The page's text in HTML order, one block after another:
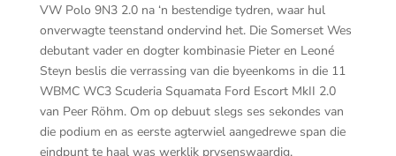
VW Polo 9N3 2.0 na ‘n bestendige tydren, waar hul
onverwagte teenstand ondervind het. Die Somerset Wes
debutant vader en dogter kombinasie Pieter en Leoné
Steyn beslis die verrassing van die byeenkoms in die 11
WBMC WC3 Scuderia Squamata Ford Escort MkII 2.0
van Peer Röhm. Om op debuut slegs ses sekondes van
die podium en as eerste agterwiel aangedrewe span die
eindpunt te haal was werklik prysenswaardig.